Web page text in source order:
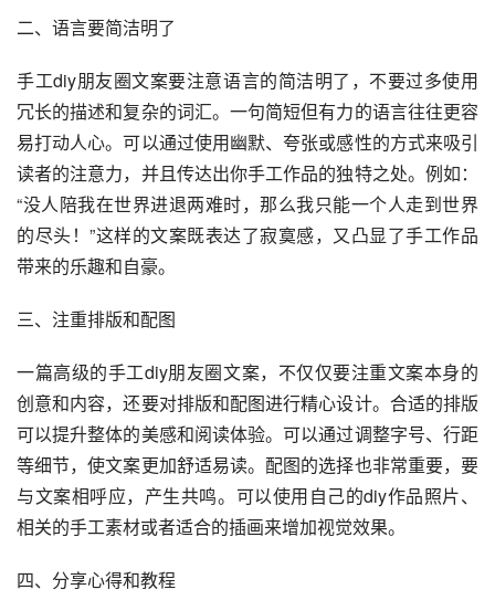
二、语言要简洁明了
手工diy朋友圈文案要注意语言的简洁明了，不要过多使用
冗长的描述和复杂的词汇。一句简短但有力的语言往往更容
易打动人心。可以通过使用幽默、夸张或感性的方式来吸引
读者的注意力，并且传达出你手工作品的独特之处。例如：
“没人陪我在世界进退两难时，那么我只能一个人走到世界
的尽头！”这样的文案既表达了寂寞感，又凸显了手工作品
带来的乐趣和自豪。
三、注重排版和配图
一篇高级的手工diy朋友圈文案，不仅仅要注重文案本身的
创意和内容，还要对排版和配图进行精心设计。合适的排版
可以提升整体的美感和阅读体验。可以通过调整字号、行距
等细节，使文案更加舒适易读。配图的选择也非常重要，要
与文案相呼应，产生共鸣。可以使用自己的diy作品照片、
相关的手工素材或者适合的插画来增加视觉效果。
四、分享心得和教程